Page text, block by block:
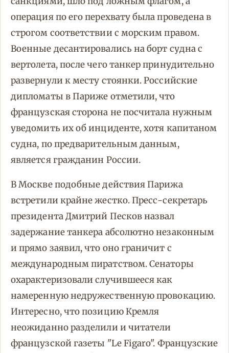
операция по его перехвату была проведена в
строгом соответствии с морским правом.
Военные десантировались на борт судна с
вертолета, после чего танкер принудительно
развернули к месту стоянки. Российские
дипломаты в Париже отметили, что
французская сторона не посчитала нужным
уведомить их об инциденте, хотя капитаном
судна, по предварительным данным,
является гражданин России.
В Москве подобные действия Парижа
встретили крайне жестко. Пресс-секретарь
президента Дмитрий Песков назвал
задержание танкера абсолютно незаконным
и прямо заявил, что оно граничит с
международным пиратством. Сенаторы
охарактеризовали случившееся как
намеренную недружественную провокацию.
Интересно, что позицию Кремля
неожиданно разделили и читатели
французской газеты "Le Figaro". Французские